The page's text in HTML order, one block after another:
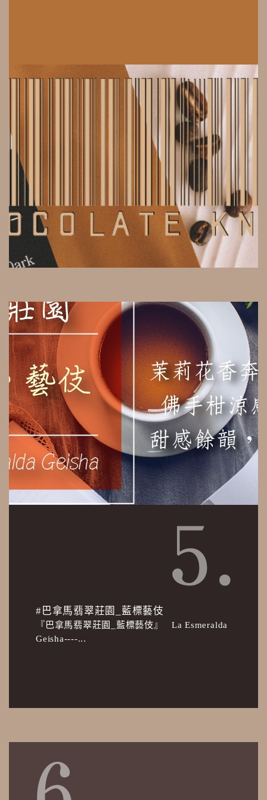
#巴拿馬翡翠莊園_藍標藝伎
『巴拿馬翡翠莊園_藍標藝伎』 La Esmeralda
Geisha----...